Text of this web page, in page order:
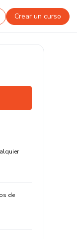
Crear un curso
de